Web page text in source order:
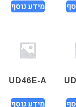
מידע נוסף
UD46E-A
מידע נוסף